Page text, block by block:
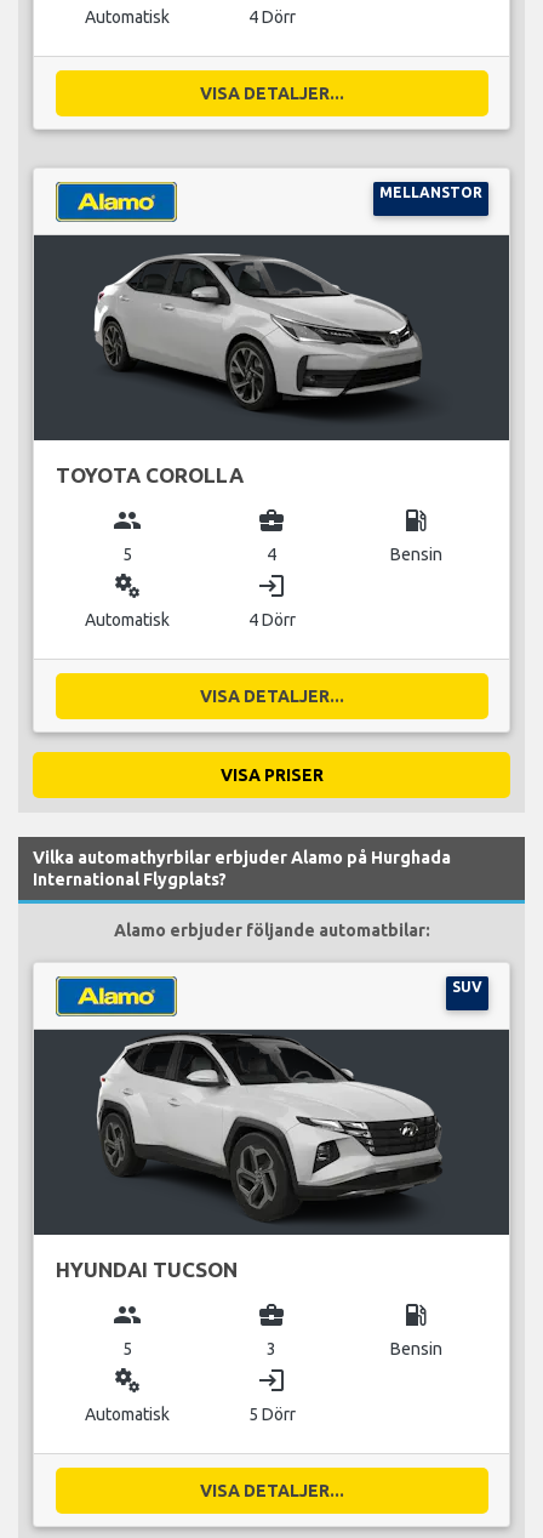
Automatisk 4 Dörr
VISA DETALJER...
MELLANSTOR
TOYOTA COROLLA
group
5
business_center
4
local_gas_station
Bensin
miscellaneous_services
Automatisk
login
4 Dörr
VISA DETALJER...
VISA PRISER
Vilka automathyrbilar erbjuder Alamo på Hurghada
International Flygplats?
Alamo erbjuder följande automatbilar:
SUV
HYUNDAI TUCSON
group
5
business_center
3
local_gas_station
Bensin
miscellaneous_services
Automatisk
login
5 Dörr
VISA DETALJER...